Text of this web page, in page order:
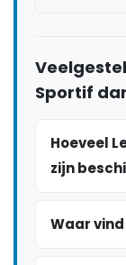
Sportif
Hoeveel
zijn
Waar